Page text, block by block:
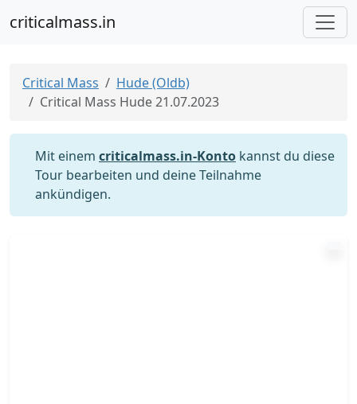
criticalmass.in
Critical Mass
Hude (Oldb)
Critical Mass Hude 21.07.2023
Mit einem criticalmass.in-Konto kannst du diese
Tour bearbeiten und deine Teilnahme
ankündigen.